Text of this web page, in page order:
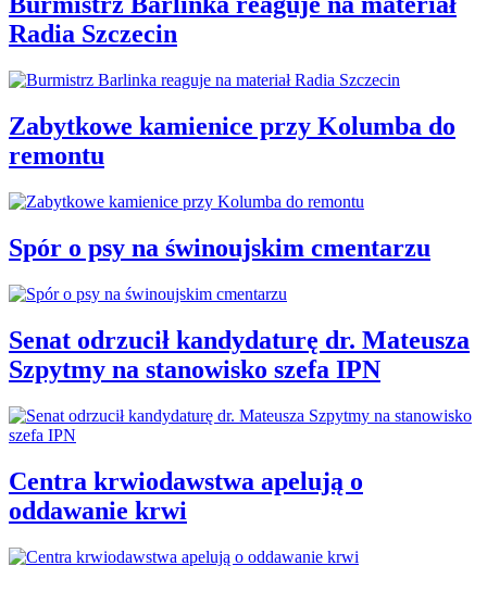
Radia Szczecin
Zabytkowe kamienice przy Kolumba do
remontu
Spór o psy na świnoujskim cmentarzu
Senat odrzucił kandydaturę dr. Mateusza
Szpytmy na stanowisko szefa IPN
Centra krwiodawstwa apelują o
oddawanie krwi